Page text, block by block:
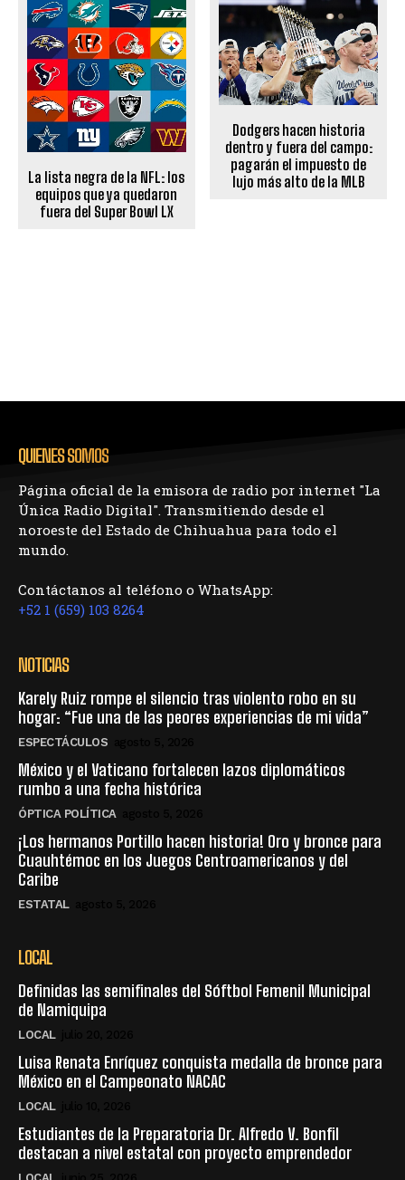
La lista negra de la NFL: los
equipos que ya quedaron
fuera del Super Bowl LX
Dodgers hacen historia
dentro y fuera del campo:
pagarán el impuesto de
lujo más alto de la MLB
QUIENES SOMOS
Página oficial de la emisora de radio por internet "La
Única Radio Digital". Transmitiendo desde el
noroeste del Estado de Chihuahua para todo el
mundo.
Contáctanos al teléfono o WhatsApp:
+52 1 (659) 103 8264
NOTICIAS
Karely Ruiz rompe el silencio tras violento robo en su
hogar: “Fue una de las peores experiencias de mi vida”
ESPECTÁCULOS
México y el Vaticano fortalecen lazos diplomáticos
rumbo a una fecha histórica
ÓPTICA POLÍTICA
¡Los hermanos Portillo hacen historia! Oro y bronce para
Cuauhtémoc en los Juegos Centroamericanos y del
Caribe
ESTATAL
LOCAL
Definidas las semifinales del Sóftbol Femenil Municipal
de Namiquipa
LOCAL
Luisa Renata Enríquez conquista medalla de bronce para
México en el Campeonato NACAC
LOCAL
Estudiantes de la Preparatoria Dr. Alfredo V. Bonfil
destacan a nivel estatal con proyecto emprendedor